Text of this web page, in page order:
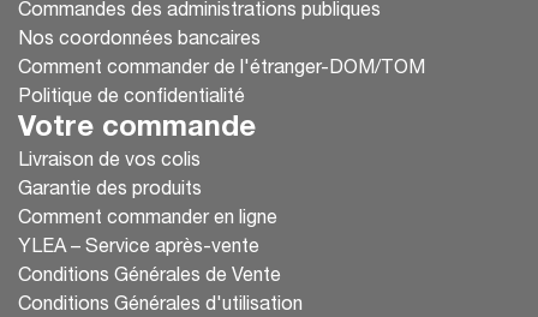
Commandes des administrations publiques
Nos coordonnées bancaires
Comment commander de l'étranger-DOM/TOM
Politique de confidentialité
Votre commande
Livraison de vos colis
Garantie des produits
Comment commander en ligne
YLEA – Service après-vente
Conditions Générales de Vente
Conditions Générales d'utilisation